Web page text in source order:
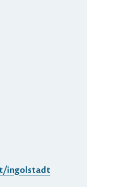
ingolstadt